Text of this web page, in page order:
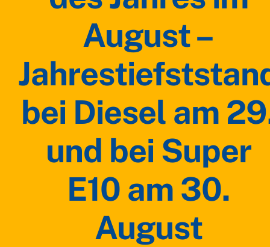
August –
bei Diesel am
und bei Super
E10 am 30.
August